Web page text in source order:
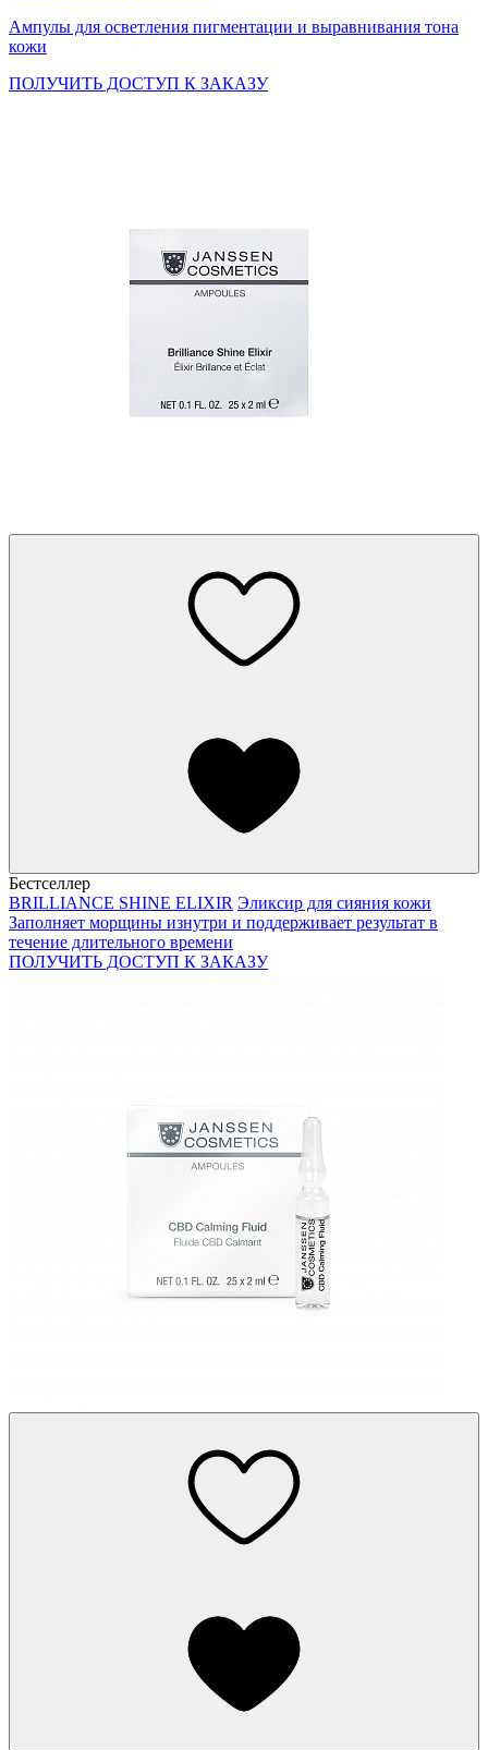
Ампулы для осветления пигментации и выравнивания тона
кожи
ПОЛУЧИТЬ ДОСТУП К ЗАКАЗУ
Бестселлер
BRILLIANCE SHINE ELIXIR Эликсир для сияния кожи
Заполняет морщины изнутри и поддерживает результат в
течение длительного времени
ПОЛУЧИТЬ ДОСТУП К ЗАКАЗУ